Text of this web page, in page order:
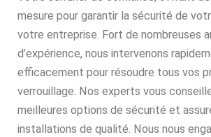
mesure pour garantir la sécurité de
votre entreprise. Fort de nombreuses
d’expérience, nous intervenons
efficacement pour résoudre tous vos
verrouillage. Nos experts vous
meilleures options de sécurité et
installations de qualité. Nous nous